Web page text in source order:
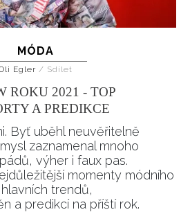
MÓDA
Egler / Sdílet
ROKU 2021 - TOP
A PREDIKCE
Byť uběhl neuvěřitelně
zaznamenal mnoho
výher i faux pas.
momenty módního
trendů,
a predikcí na příští rok.